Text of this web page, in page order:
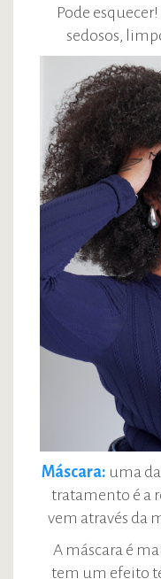
Pode
sedosos,
Máscara: uma
tratamento é a
vem através da
A máscara é
tem um efeito